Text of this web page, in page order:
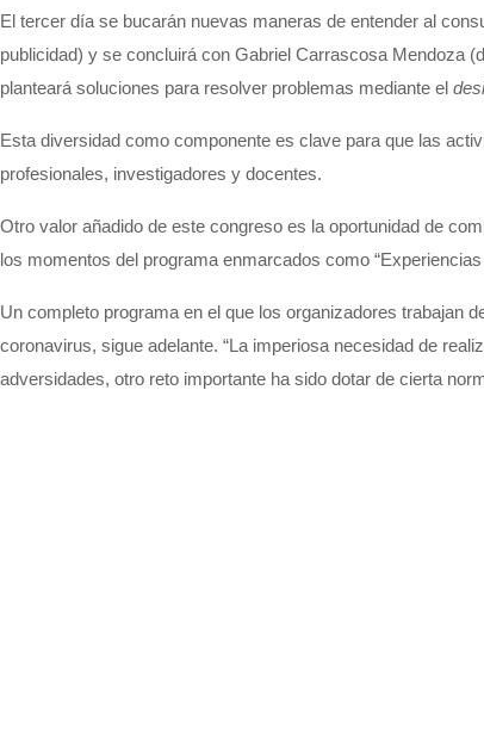
El tercer día se bucarán nuevas maneras de entender al
publicidad) y se concluirá con Gabriel Carrascosa Mendoza
planteará soluciones para resolver problemas mediante el
Esta diversidad como componente es clave para que las
profesionales, investigadores y docentes.
Otro valor añadido de este congreso es la oportunidad de
los momentos del programa enmarcados como “Experiencias
Un completo programa en el que los organizadores trabajan
coronavirus, sigue adelante. “La imperiosa necesidad de
adversidades, otro reto importante ha sido dotar de cierta